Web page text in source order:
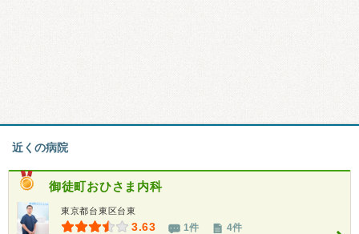
近くの病院
御徒町おひさま内科
東京都台東区台東
3.63 1件 4件